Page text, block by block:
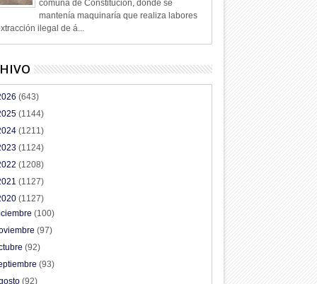
comuna de Constitución, donde se
mantenía maquinaría que realiza labores
ilegal de á...
(643)
(1144)
(1211)
(1124)
(1208)
(1127)
(1127)
(100)
(97)
(92)
(93)
(92)